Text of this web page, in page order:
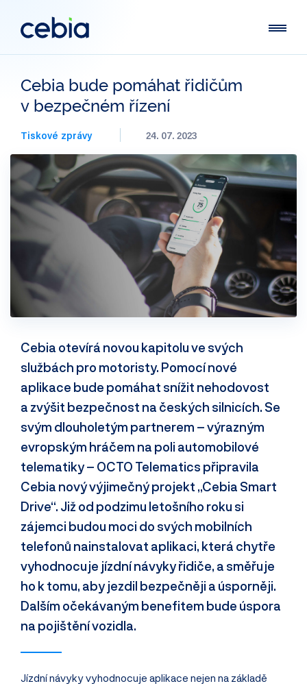
Cebia bude pomáhat řidičům
v bezpečném řízení
Tiskové zprávy 24. 07. 2023
Cebia otevírá novou kapitolu ve svých
službách pro motoristy. Pomocí nové
aplikace bude pomáhat snížit nehodovost
a zvýšit bezpečnost na českých silnicích. Se
svým dlouholetým partnerem – výrazným
evropským hráčem na poli automobilové
telematiky – OCTO Telematics připravila
Cebia nový výjimečný projekt „Cebia Smart
Drive“. Již od podzimu letošního roku si
zájemci budou moci do svých mobilních
telefonů nainstalovat aplikaci, která chytře
vyhodnocuje jízdní návyky řidiče, a směřuje
ho k tomu, aby jezdil bezpečněji a úsporněji.
Dalším očekávaným benefitem bude úspora
na pojištění vozidla.
Jízdní návyky vyhodnocuje aplikace nejen na základě